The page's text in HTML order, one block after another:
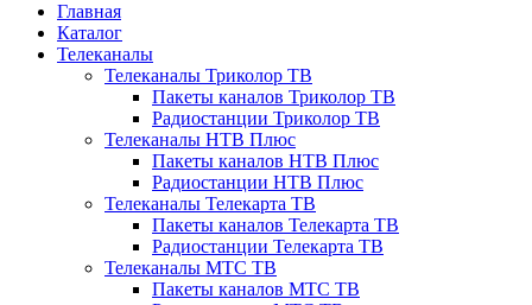
Главная
Каталог
Телеканалы
Телеканалы Триколор ТВ
Пакеты каналов Триколор ТВ
Радиостанции Триколор ТВ
Телеканалы НТВ Плюс
Пакеты каналов НТВ Плюс
Радиостанции НТВ Плюс
Телеканалы Телекарта ТВ
Пакеты каналов Телекарта ТВ
Радиостанции Телекарта ТВ
Телеканалы МТС ТВ
Пакеты каналов МТС ТВ